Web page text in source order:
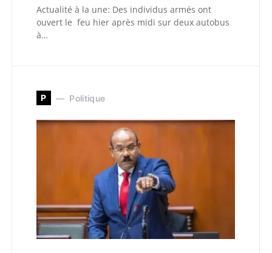
Actualité à la une: Des individus armés ont
ouvert le feu hier après midi sur deux autobus
à…
P Politique